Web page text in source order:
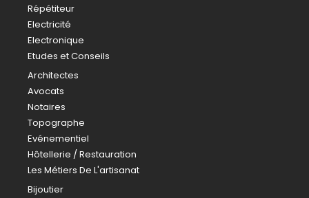
Répétiteur
Electricité
Electronique
Etudes et Conseils
Architectes
Avocats
Notaires
Topographe
Evénementiel
Hôtellerie / Restauration
Les Métiers De L'artisanat
Bijoutier